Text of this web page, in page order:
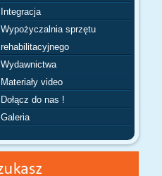
Integracja
Wypożyczalnia sprzętu
rehabilitacyjnego
Wydawnictwa
Materiały video
Dołącz do nas !
Galeria